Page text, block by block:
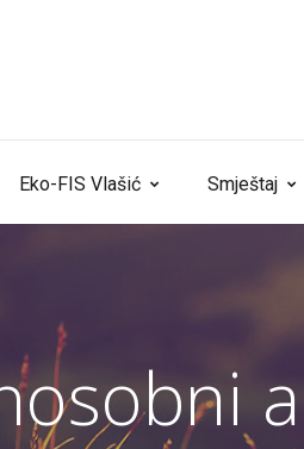
Eko-FIS Vlašić Smještaj